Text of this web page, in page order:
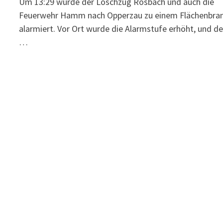
Feuerwehr Hamm nach Opperzau zu einem
alarmiert. Vor Ort wurde die Alarmstufe erhöht, und
…